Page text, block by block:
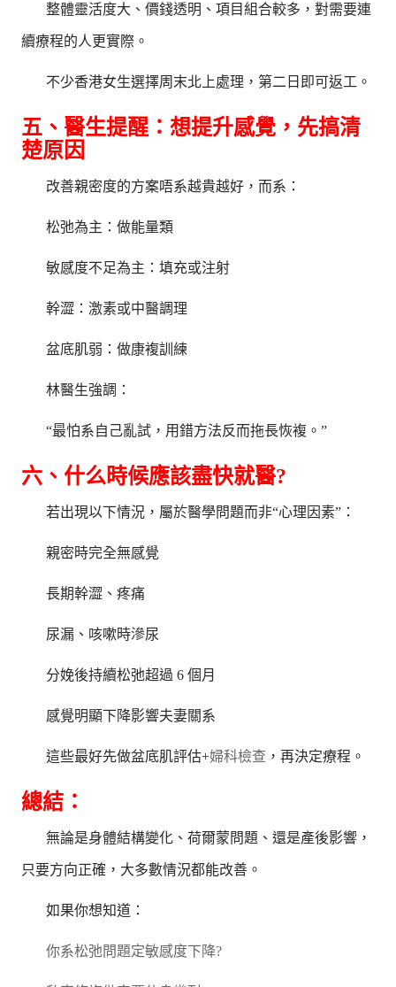
整體靈活度大、價錢透明、項目組合較多，對需要連
續療程的人更實際。
不少香港女生選擇周末北上處理，第二日即可返工。
五、醫生提醒：想提升感覺，先搞清
楚原因
改善親密度的方案唔系越貴越好，而系：
松弛為主：做能量類
敏感度不足為主：填充或注射
幹澀：激素或中醫調理
盆底肌弱：做康複訓練
林醫生強調：
“最怕系自己亂試，用錯方法反而拖長恢複。”
六、什么時候應該盡快就醫?
若出現以下情況，屬於醫學問題而非“心理因素”：
親密時完全無感覺
長期幹澀、疼痛
尿漏、咳嗽時滲尿
分娩後持續松弛超過 6 個月
感覺明顯下降影響夫妻關系
這些最好先做盆底肌評估+婦科檢查 ，再決定療程。
總結：
無論是身體結構變化、荷爾蒙問題、還是產後影響，
只要方向正確，大多數情況都能改善。
如果你想知道：
你系松弛問題定敏感度下降?